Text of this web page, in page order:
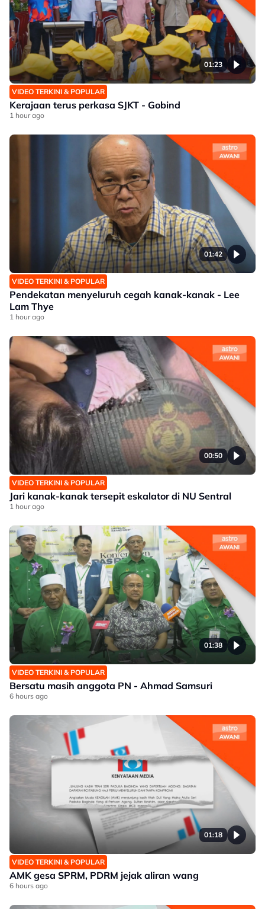
01:23
VIDEO TERKINI & POPULAR
Kerajaan terus perkasa SJKT - Gobind
1 hour ago
01:42
VIDEO TERKINI & POPULAR
Pendekatan menyeluruh cegah kanak-kanak - Lee
Lam Thye
1 hour ago
00:50
VIDEO TERKINI & POPULAR
Jari kanak-kanak tersepit eskalator di NU Sentral
1 hour ago
01:38
VIDEO TERKINI & POPULAR
Bersatu masih anggota PN - Ahmad Samsuri
6 hours ago
01:18
VIDEO TERKINI & POPULAR
AMK gesa SPRM, PDRM jejak aliran wang
6 hours ago